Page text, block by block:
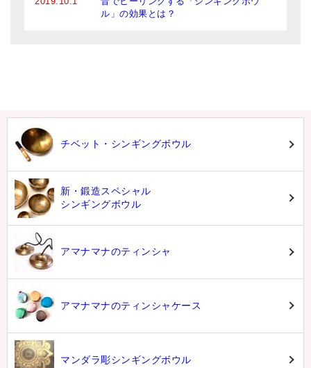
ル」の効果とは？
チベット・シンギングボウル
新・鍛造スペシャル
シンギングボウル
アマナマナのティンシャ
アマナマナのティンシャケース
マンダラ彫シンギングボウル